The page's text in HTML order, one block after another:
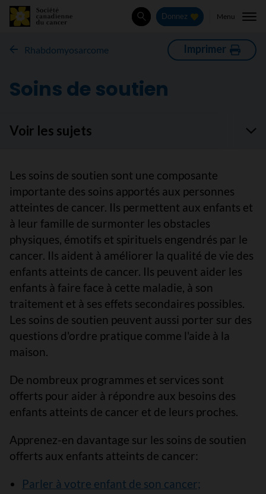
Rechercher
Donnez Menu
Rhabdomyosarcome Imprimer
Soins de soutien
Voir les sujets
Les soins de soutien sont une composante
importante des soins apportés aux personnes
atteintes de cancer. Ils permettent aux enfants et
à leur famille de surmonter les obstacles
physiques, émotifs et spirituels engendrés par le
cancer. Ils aident à améliorer la qualité de vie des
enfants atteints de cancer. Ils peuvent aider les
enfants à faire face à cette maladie, à son
traitement et à ses effets secondaires possibles.
Les soins de soutien peuvent aussi porter sur des
questions d'ordre pratique comme l'aide à la
maison.
De nombreux programmes et services sont
offerts pour aider à répondre aux besoins des
enfants atteints de cancer et de leurs proches.
Apprenez-en davantage sur les soins de soutien
offerts aux enfants atteints de cancer:
Parler à votre enfant de son cancer;